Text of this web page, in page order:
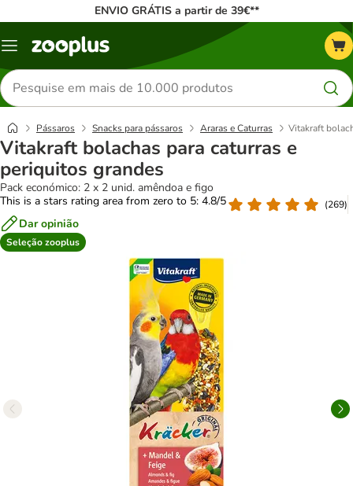
ENVIO GRÁTIS a partir de 39€**
Menu
Pesquisar
produtos
Pássaros Snacks para pássaros Araras e Caturras Vitakraft
Vitakraft bolachas para caturras e
periquitos grandes
Pack económico: 2 x 2 unid. amêndoa e figo
This is a stars rating area from zero to 5: 4.8/5
(269)
Dar opinião
Seleção zooplus